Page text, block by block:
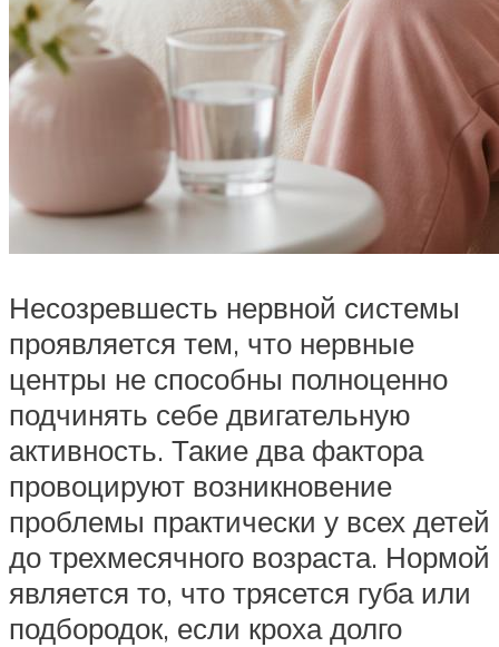
Несозревшесть нервной системы
проявляется тем, что нервные
центры не способны полноценно
подчинять себе двигательную
активность. Такие два фактора
провоцируют возникновение
проблемы практически у всех детей
до трехмесячного возраста. Нормой
является то, что трясется губа или
подбородок, если кроха долго